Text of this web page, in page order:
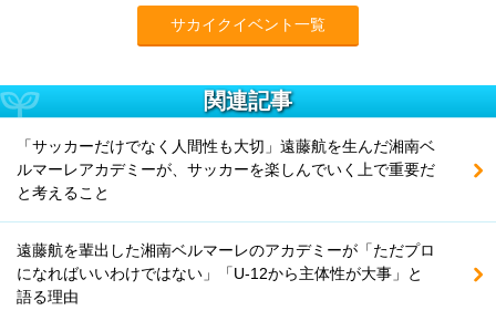
サカイクイベント一覧
関連記事
「サッカーだけでなく人間性も大切」遠藤航を生んだ湘南ベ
ルマーレアカデミーが、サッカーを楽しんでいく上で重要だ
と考えること
遠藤航を輩出した湘南ベルマーレのアカデミーが「ただプロ
になればいいわけではない」「U-12から主体性が大事」と
語る理由